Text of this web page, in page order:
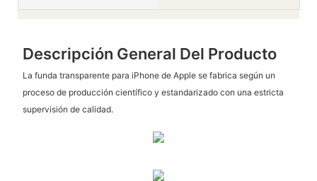
Descripción General Del Producto
La funda transparente para iPhone de Apple se fabrica según un
proceso de producción científico y estandarizado con una estricta
supervisión de calidad.